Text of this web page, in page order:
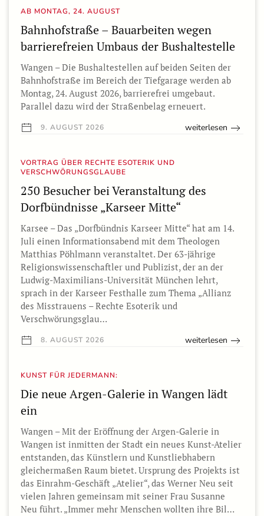
AB MONTAG, 24. AUGUST
Bahnhofstraße – Bauarbeiten wegen
barrierefreien Umbaus der Bushaltestelle
Wangen – Die Bushaltestellen auf beiden Seiten der
Bahnhofstraße im Bereich der Tiefgarage werden ab
Montag, 24. August 2026, barrierefrei umgebaut.
Parallel dazu wird der Straßenbelag erneuert.
9. AUGUST 2026 weiterlesen
VORTRAG ÜBER RECHTE ESOTERIK UND
VERSCHWÖRUNGSGLAUBE
250 Besucher bei Veranstaltung des
Dorfbündnisse „Karseer Mitte“
Karsee – Das „Dorfbündnis Karseer Mitte“ hat am 14.
Juli einen Informationsabend mit dem Theologen
Matthias Pöhlmann veranstaltet. Der 63-jährige
Religionswissenschaftler und Publizist, der an der
Ludwig-Maximilians-Universität München lehrt,
sprach in der Karseer Festhalle zum Thema „Allianz
des Misstrauens – Rechte Esoterik und
Verschwörungsglau…
8. AUGUST 2026 weiterlesen
KUNST FÜR JEDERMANN:
Die neue Argen-Galerie in Wangen lädt
ein
Wangen – Mit der Eröffnung der Argen-Galerie in
Wangen ist inmitten der Stadt ein neues Kunst-Atelier
entstanden, das Künstlern und Kunstliebhabern
gleichermaßen Raum bietet. Ursprung des Projekts ist
das Einrahm-Geschäft „Atelier“, das Werner Neu seit
vielen Jahren gemeinsam mit seiner Frau Susanne
Neu führt. „Immer mehr Menschen wollten ihre Bil…